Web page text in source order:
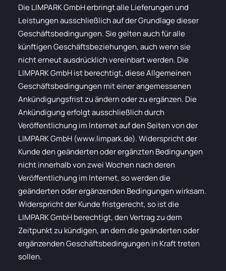
Die LIMPARK GmbH erbringt alle Lieferungen und
Leistungen ausschließlich auf der Grundlage dieser
Geschäftsbedingungen. Sie gelten auch für alle
künftigen Geschäftsbeziehungen, auch wenn sie
nicht erneut ausdrücklich vereinbart werden. Die
LIMPARK GmbH ist berechtigt, diese Allgemeinen
Geschäftsbedingungen mit einer angemessenen
Ankündigungsfrist zu ändern oder zu ergänzen. Die
Ankündigung erfolgt ausschließlich durch
Veröffentlichung im Internet auf den Seiten von der
LIMPARK GmbH (www.limpark.de). Widerspricht der
Kunde den geänderten oder ergänzten Bedingungen
nicht innerhalb von zwei Wochen nach deren
Veröffentlichung im Internet, so werden die
geänderten oder ergänzenden Bedingungen wirksam.
Widerspricht der Kunde fristgerecht, so ist die
LIMPARK GmbH berechtigt, den Vertrag zu dem
Zeitpunkt zu kündigen, an dem die geänderten oder
ergänzenden Geschäftsbedingungen in Kraft treten
sollen.